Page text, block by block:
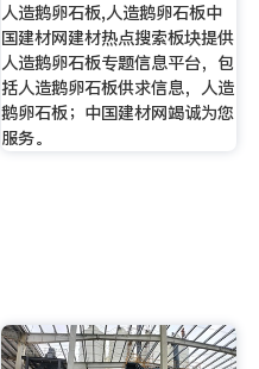
人造鹅卵石板,人造鹅卵石板中
国建材网建材热点搜索板块提供
人造鹅卵石板专题信息平台，包
括人造鹅卵石板供求信息，人造
鹅卵石板；中国建材网竭诚为您
服务。